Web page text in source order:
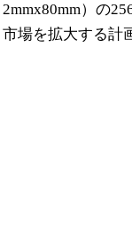
2mmx80mm）の
市場を拡大する計